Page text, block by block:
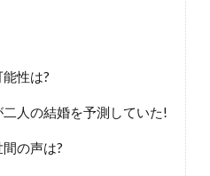
性は?
人の結婚を予測していた!
の声は?